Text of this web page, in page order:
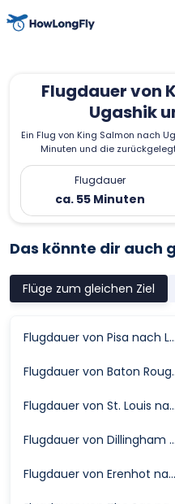
Flugdauer von
Ugashik
Ein Flug von King Salmon nach
Minuten und die
Flugdauer
ca. 55 Minuten
Das könnte dir auch
Flüge zum gleichen Ziel
Flugdauer von Pisa nach Leeds
Flugdauer
Flugdauer von St. Louis nach Eugene
Flugdauer von Dillingham nach Koliganek
Flugdauer von Erenhot nach Chifeng